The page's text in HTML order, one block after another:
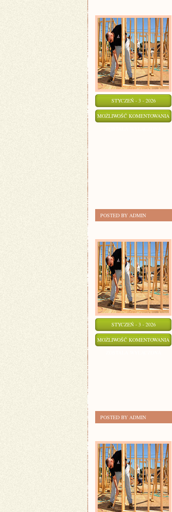
STYCZEŃ - 3 - 2026
MOŻLIWOŚĆ KOMENTOWANIA
POSTED BY ADMIN
STYCZEŃ - 3 - 2026
MOŻLIWOŚĆ KOMENTOWANIA
POSTED BY ADMIN